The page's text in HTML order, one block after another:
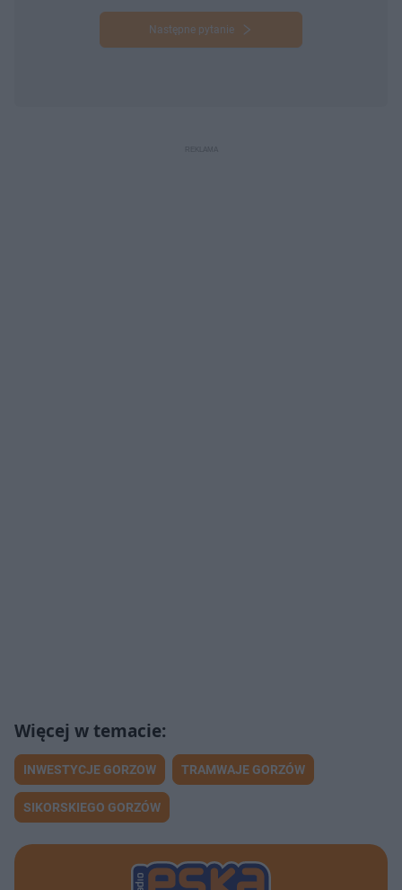
Następne pytanie
INWESTYCJE GORZOW TRAMWAJE GORZÓW
SIKORSKIEGO GORZÓW